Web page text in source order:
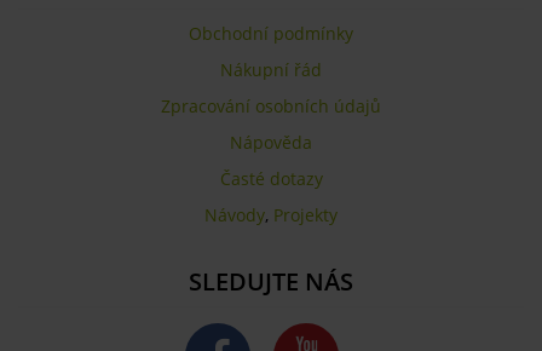
Obchodní podmínky
Nákupní řád
Zpracování osobních údajů
Nápověda
Časté dotazy
Návody, Projekty
SLEDUJTE NÁS